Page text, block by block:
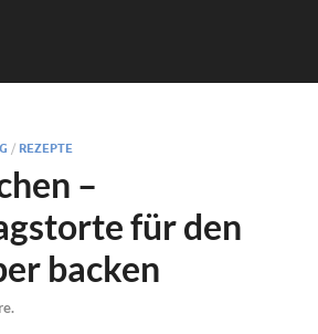
/ REZEPTE
–
für den
backen